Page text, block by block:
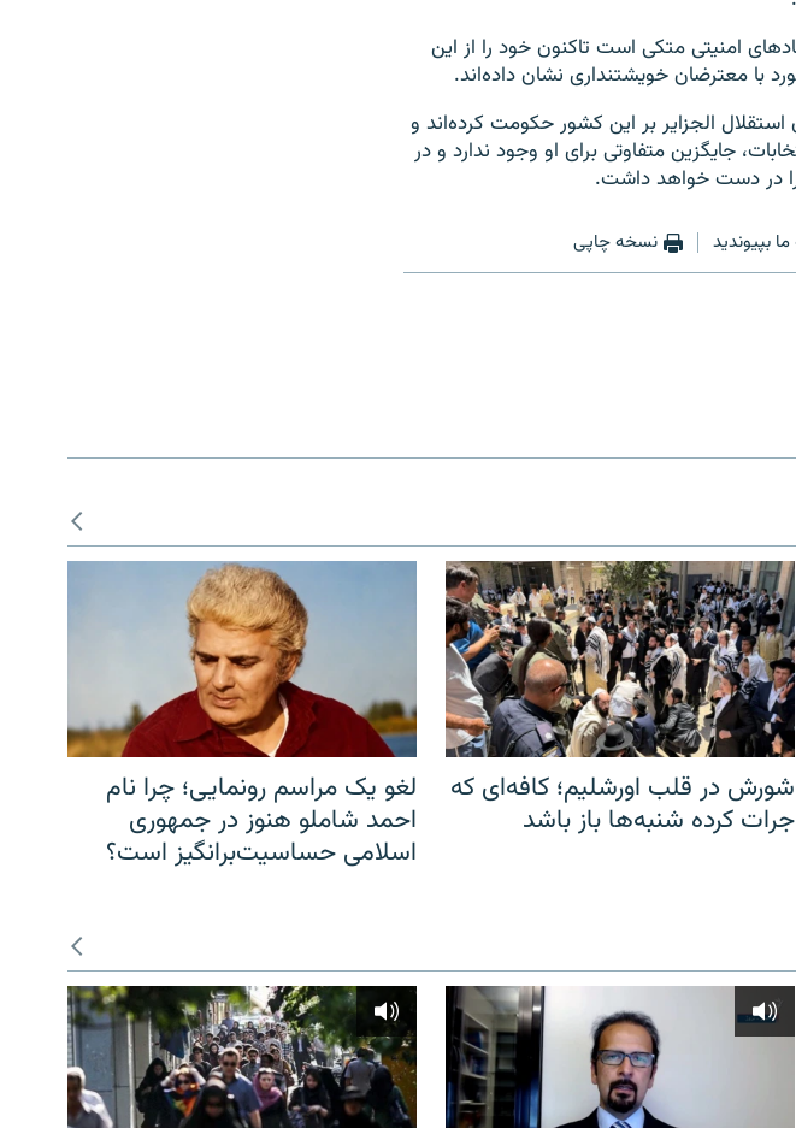
امنیتی متکی است تاکنون خود را از این
با معترضان خویشتنداری نشان داده‌اند.
الجزایر بر این کشور حکومت کرده‌اند و
جایگزین متفاوتی برای او وجود ندارد و در
را در دست خواهد داشت.
ما بپیوندید نسخه چاپی
شورش در قلب اورشلیم؛ کافه‌ای که
جرات کرده شنبه‌ها باز باشد
لغو یک مراسم رونمایی؛ چرا نام
احمد شاملو هنوز در جمهوری
اسلامی حساسیت‌برانگیز است؟